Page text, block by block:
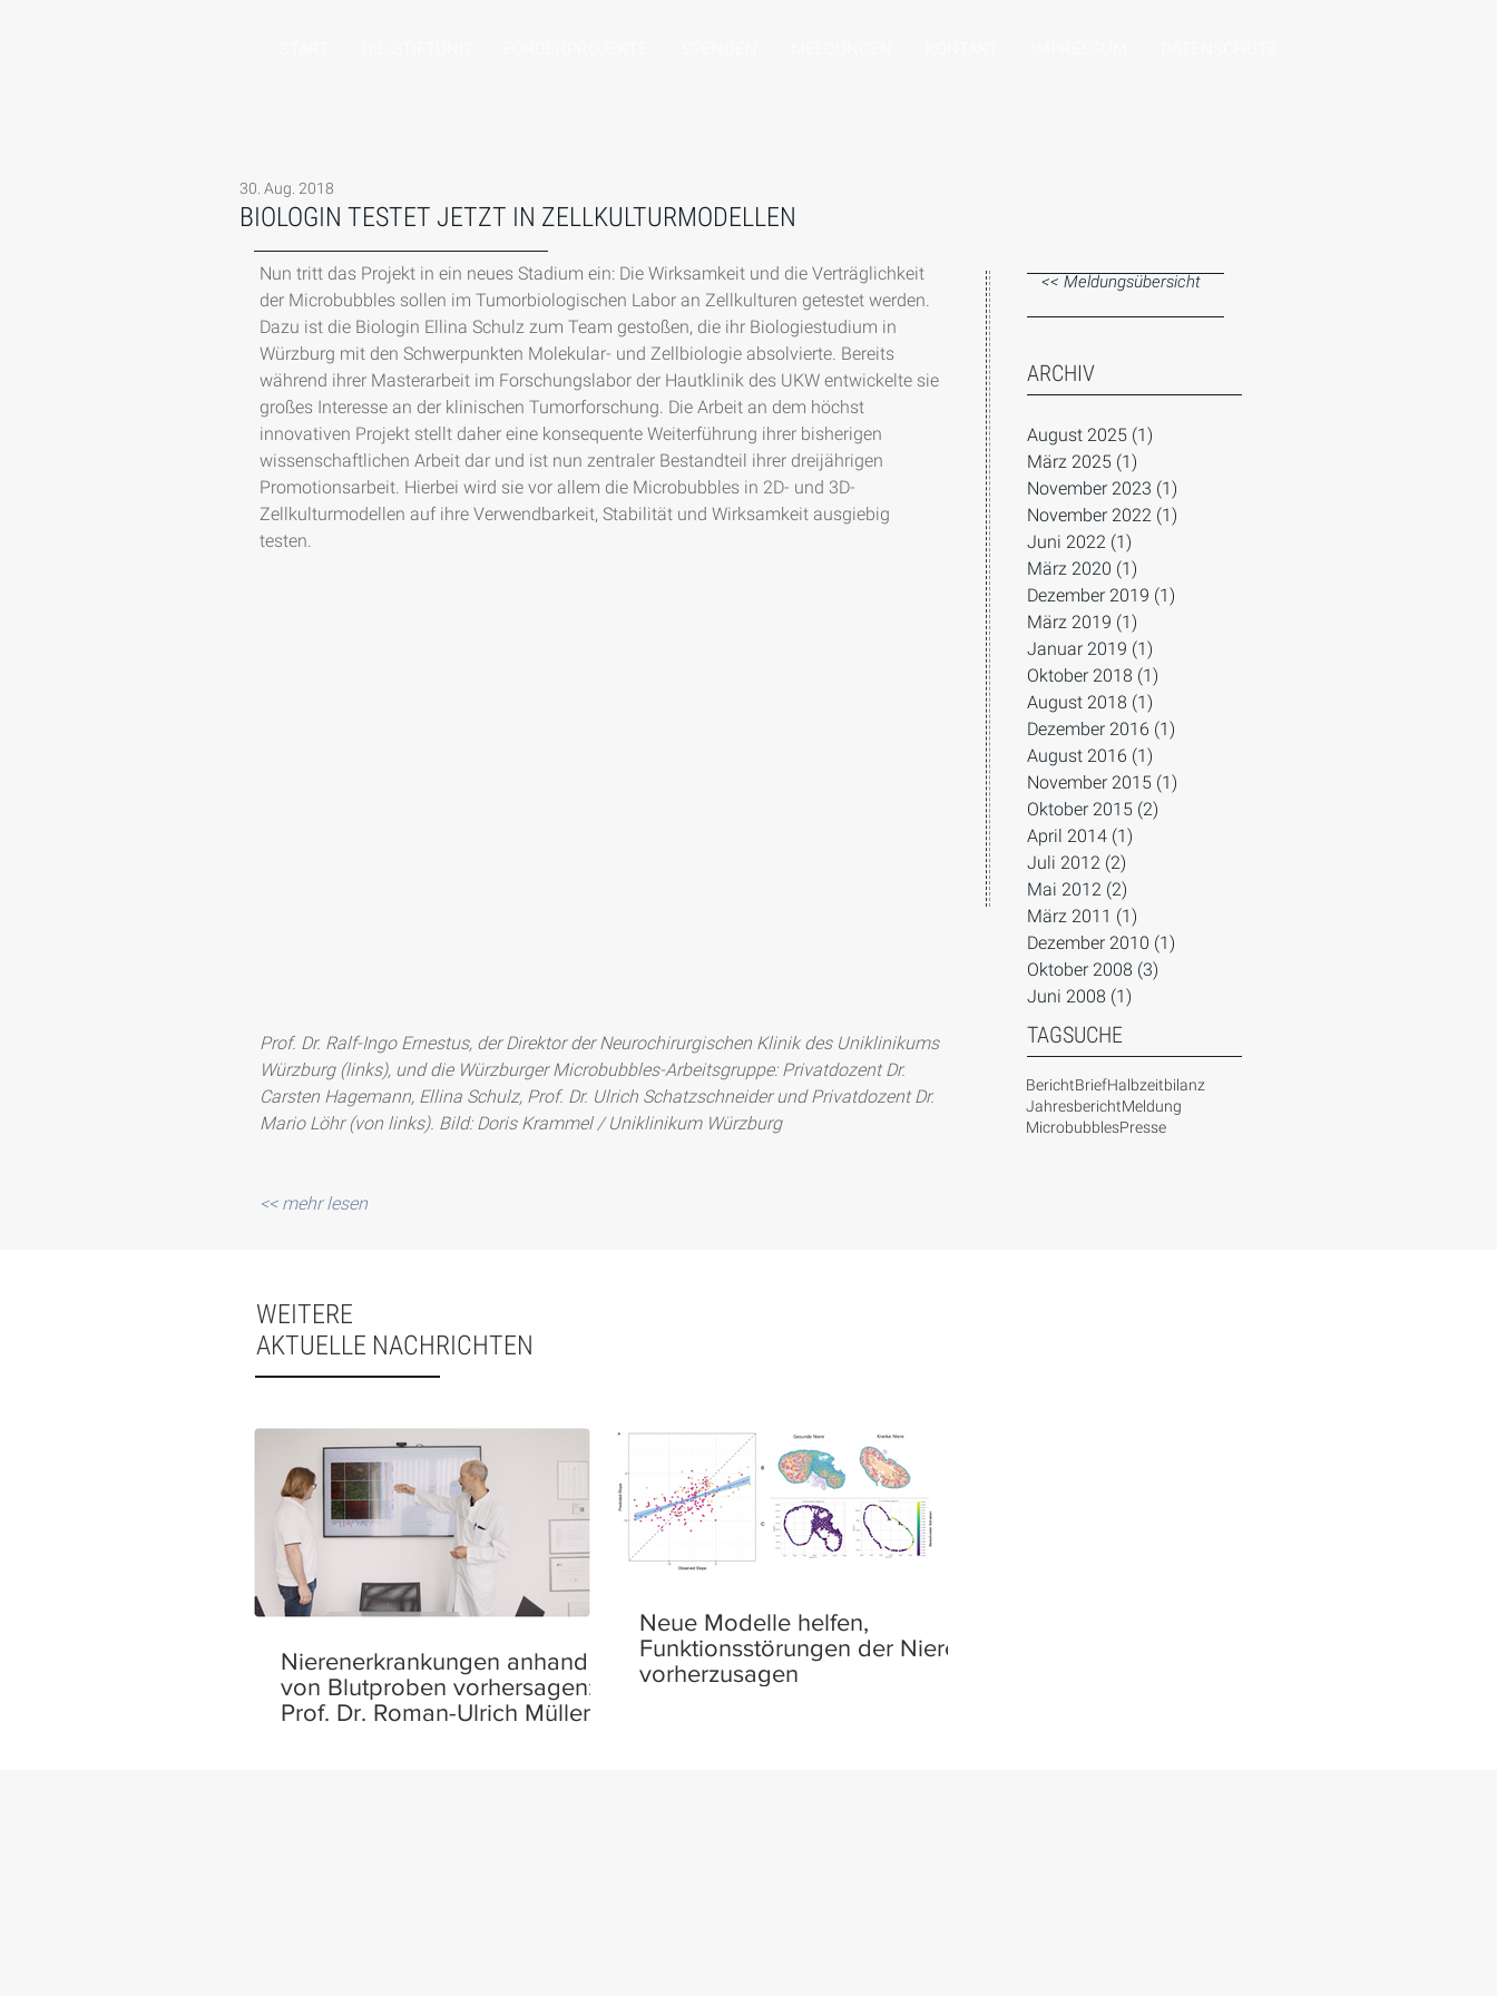
BIOLOGIN TESTET JETZT IN ZELLKULTURMODELLEN
30. Aug. 2018
Nun tritt das Projekt in ein neues Stadium ein: Die Wirksamkeit und die Verträglichkeit
der Microbubbles sollen im Tumorbiologischen Labor an Zellkulturen getestet werden.
Dazu ist die Biologin Ellina Schulz zum Team gestoßen, die ihr Biologiestudium in
Würzburg mit den Schwerpunkten Molekular- und Zellbiologie absolvierte. Bereits
während ihrer Masterarbeit im Forschungslabor der Hautklinik des UKW entwickelte sie
großes Interesse an der klinischen Tumorforschung. Die Arbeit an dem höchst
innovativen Projekt stellt daher eine konsequente Weiterführung ihrer bisherigen
wissenschaftlichen Arbeit dar und ist nun zentraler Bestandteil ihrer dreijährigen
Promotionsarbeit. Hierbei wird sie vor allem die Microbubbles in 2D- und 3D-
Zellkulturmodellen auf ihre Verwendbarkeit, Stabilität und Wirksamkeit ausgiebig
testen.
Prof. Dr. Ralf-Ingo Ernestus, der Direktor der Neurochirurgischen Klinik des Uniklinikums
Würzburg (links), und die Würzburger Microbubbles-Arbeitsgruppe: Privatdozent Dr.
Carsten Hagemann, Ellina Schulz, Prof. Dr. Ulrich Schatzschneider und Privatdozent Dr.
Mario Löhr (von links). Bild: Doris Krammel / Uniklinikum Würzburg
<< mehr lesen
<< Meldungsübersicht
ARCHIV
August 2025 (1)
März 2025 (1)
November 2023 (1)
November 2022 (1)
Juni 2022 (1)
März 2020 (1)
Dezember 2019 (1)
März 2019 (1)
Januar 2019 (1)
Oktober 2018 (1)
August 2018 (1)
Dezember 2016 (1)
August 2016 (1)
November 2015 (1)
Oktober 2015 (2)
April 2014 (1)
Juli 2012 (2)
Mai 2012 (2)
März 2011 (1)
Dezember 2010 (1)
Oktober 2008 (3)
Juni 2008 (1)
TAGSUCHE
BerichtBriefHalbzeitbilanz
JahresberichtMeldung
MicrobubblesPresse
WEITERE
AKTUELLE NACHRICHTEN
Nierenerkrankungen anhand
von Blutproben vorhersagen:
Prof. Dr. Roman-Ulrich Müller
Neue Modelle helfen,
Funktionsstörungen der Niere
vorherzusagen